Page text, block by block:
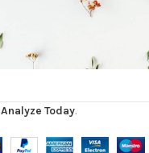
Analyze Today.